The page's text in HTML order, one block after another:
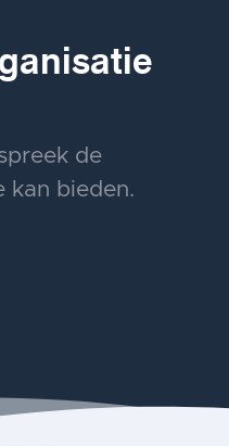
de
kan bieden.